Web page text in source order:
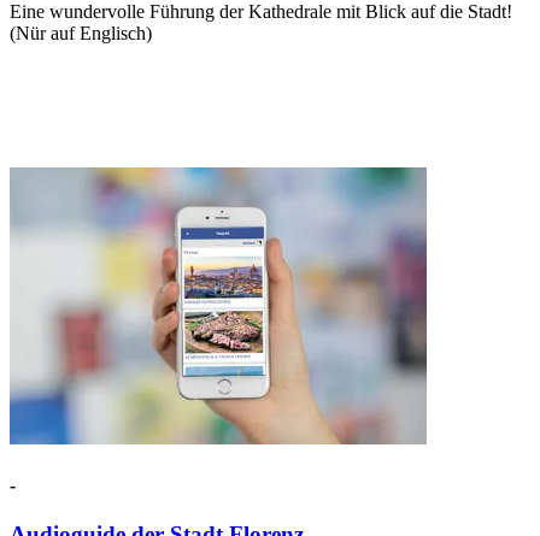
Eine wundervolle Führung der Kathedrale mit Blick auf die Stadt!
(Nür auf Englisch)
-